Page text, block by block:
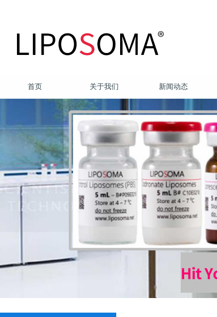
首页 关于我们 新闻动态